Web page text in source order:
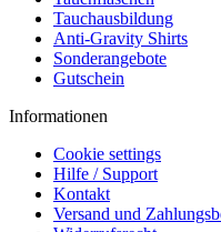
Tauchausbildung
Anti-Gravity Shirts
Sonderangebote
Gutschein
Informationen
Cookie settings
Hilfe / Support
Kontakt
Versand und